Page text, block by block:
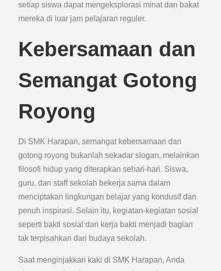
setiap siswa dapat mengeksplorasi minat dan bakat
mereka di luar jam pelajaran reguler.
Kebersamaan dan
Semangat Gotong
Royong
Di SMK Harapan, semangat kebersamaan dan
gotong royong bukanlah sekadar slogan, melainkan
filosofi hidup yang diterapkan sehari-hari. Siswa,
guru, dan staff sekolah bekerja sama dalam
menciptakan lingkungan belajar yang kondusif dan
penuh inspirasi. Selain itu, kegiatan-kegiatan sosial
seperti bakti sosial dan kerja bakti menjadi bagian
tak terpisahkan dari budaya sekolah.
Saat menginjakkan kaki di SMK Harapan, Anda